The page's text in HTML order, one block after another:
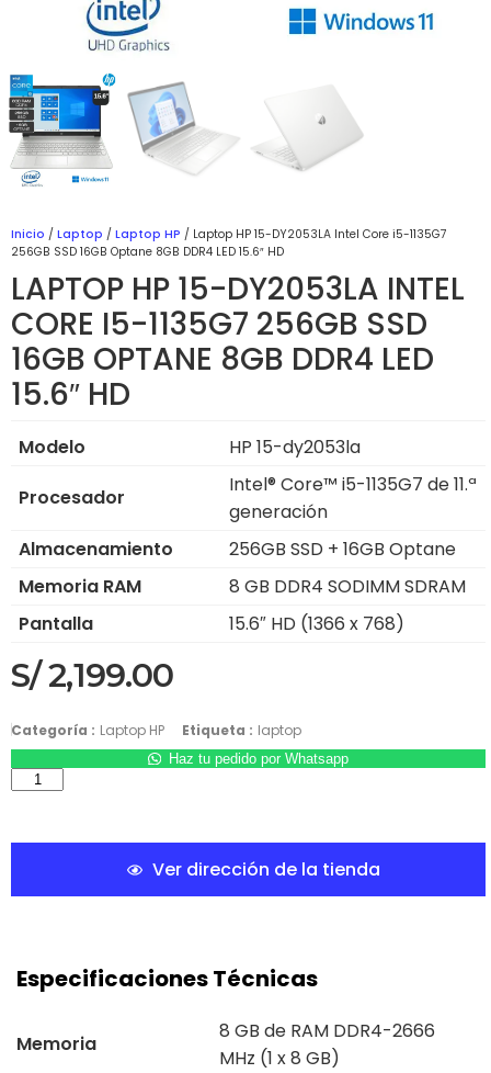
Inicio / Laptop / Laptop HP / Laptop HP 15-DY2053LA Intel Core i5-1135G7
256GB SSD 16GB Optane 8GB DDR4 LED 15.6″ HD
LAPTOP HP 15-DY2053LA INTEL
CORE I5-1135G7 256GB SSD
16GB OPTANE 8GB DDR4 LED
15.6″ HD
Modelo
HP 15-dy2053la
Procesador
Intel® Core™ i5-1135G7 de 11.ª
generación
Almacenamiento
256GB SSD + 16GB Optane
Memoria RAM
8 GB DDR4 SODIMM SDRAM
Pantalla
15.6″ HD (1366 x 768)
S/2,199.00
Categoría : Laptop HP Etiqueta : laptop
Haz tu pedido por Whatsapp
Ver dirección de la tienda
Especificaciones Técnicas
Memoria
8 GB de RAM DDR4-2666
MHz (1 x 8 GB)